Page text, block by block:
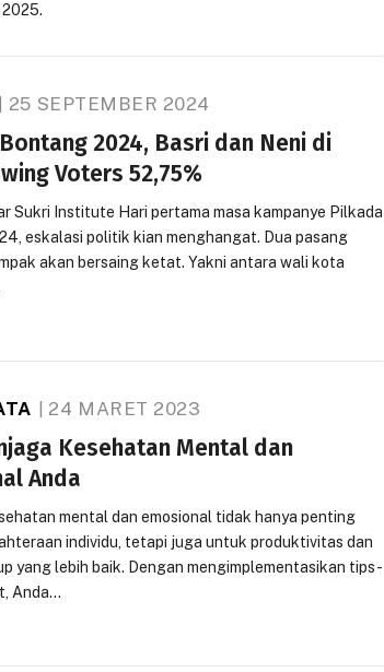
2025.
25 SEPTEMBER 2024
2024, Basri dan Neni di
Voters 52,75%
Sukri Institute Hari pertama masa kampanye Pilkada
eskalasi politik kian menghangat. Dua pasang
akan bersaing ketat. Yakni antara wali kota
24 MARET 2023
Kesehatan Mental dan
Anda
mental dan emosional tidak hanya penting
individu, tetapi juga untuk produktivitas dan
yang lebih baik. Dengan mengimplementasikan tips-
Anda…